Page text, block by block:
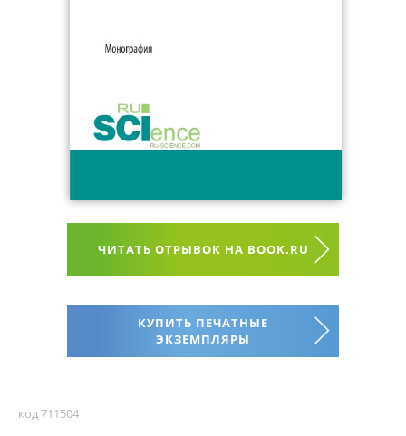
ЧИТАТЬ ОТРЫВОК НА BOOK.RU
КУПИТЬ ПЕЧАТНЫЕ
ЭКЗЕМПЛЯРЫ
код 711504